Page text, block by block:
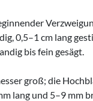
0,5–1 cm lang
bis fein gesägt.
groß; die
lang und 5–9